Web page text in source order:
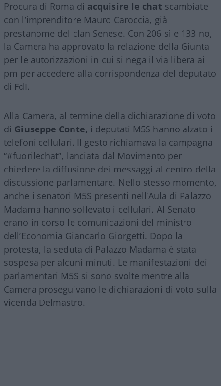
Procura di Roma di acquisire le chat scambiate
con l’imprenditore Mauro Caroccia, già
prestanome del clan Senese. Con 206 sì e 133 no,
la Camera ha approvato la relazione della Giunta
per le autorizzazioni in cui si nega il via libera ai
pm per accedere alla corrispondenza del deputato
di FdI.
Alla Camera, al termine della dichiarazione di voto
di Giuseppe Conte, i deputati M5S hanno alzato i
telefoni cellulari. Il gesto richiamava la campagna
“#fuorilechat”, lanciata dal Movimento per
chiedere la diffusione dei messaggi al centro della
discussione parlamentare. Nello stesso momento,
anche i senatori M5S presenti nell’Aula di Palazzo
Madama hanno sollevato i cellulari. Al Senato
erano in corso le comunicazioni del ministro
dell’Economia Giancarlo Giorgetti. Dopo la
protesta, la seduta di Palazzo Madama è stata
sospesa per alcuni minuti. Le manifestazioni dei
parlamentari M5S si sono svolte mentre alla
Camera proseguivano le dichiarazioni di voto sulla
vicenda Delmastro.